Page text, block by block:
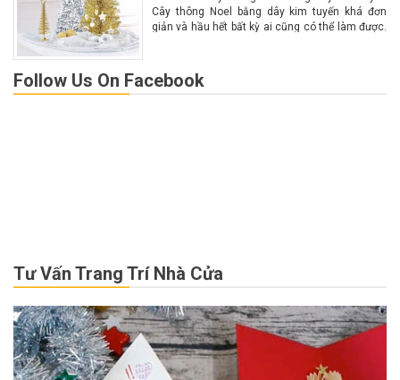
Cây thông Noel bằng dây kim tuyến khá đơn
giản và hầu hết bất kỳ ai cũng có thể làm được.
Follow Us On Facebook
Tư Vấn Trang Trí Nhà Cửa